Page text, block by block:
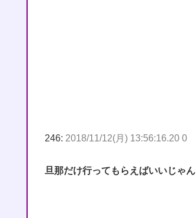
246: 2018/11/12(月) 13:56:16.20 0
旦那だけ行ってもらえばいいじゃん